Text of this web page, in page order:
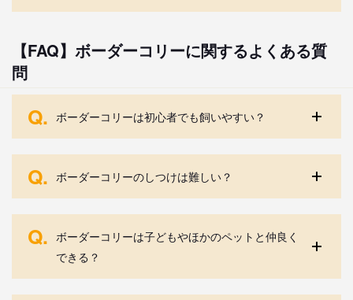
【FAQ】ボーダーコリーに関するよくある質
問
Q. ボーダーコリーは初心者でも飼いやすい？
Q. ボーダーコリーのしつけは難しい？
Q. ボーダーコリーは子どもやほかのペットと仲良く
できる？